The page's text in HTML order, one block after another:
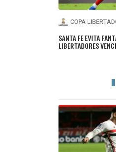
COPA
SANTA FE EVITA
LIBERTADORES